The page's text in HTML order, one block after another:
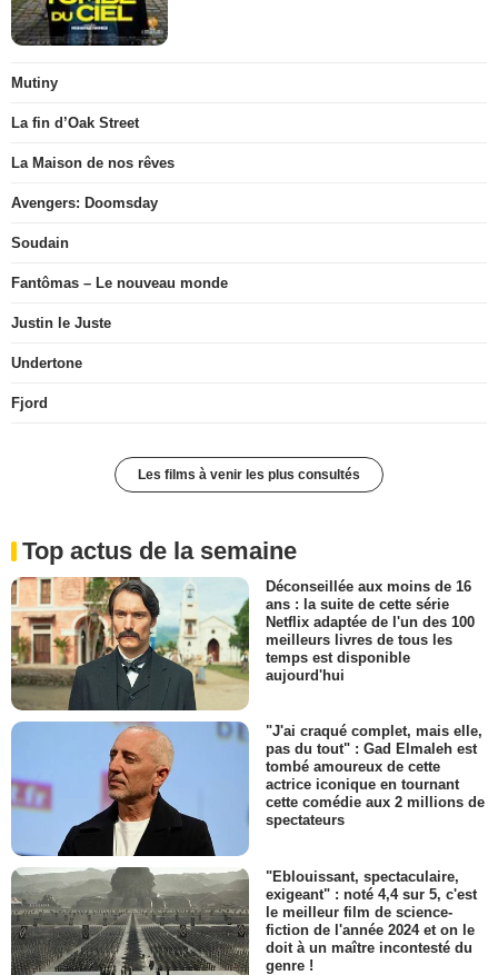
Mutiny
La fin d’Oak Street
La Maison de nos rêves
Avengers: Doomsday
Soudain
Fantômas – Le nouveau monde
Justin le Juste
Undertone
Fjord
Les films à venir les plus consultés
Top actus de la semaine
Déconseillée aux moins de 16
ans : la suite de cette série
Netflix adaptée de l'un des 100
meilleurs livres de tous les
temps est disponible
aujourd'hui
"J'ai craqué complet, mais elle,
pas du tout" : Gad Elmaleh est
tombé amoureux de cette
actrice iconique en tournant
cette comédie aux 2 millions de
spectateurs
"Eblouissant, spectaculaire,
exigeant" : noté 4,4 sur 5, c'est
le meilleur film de science-
fiction de l'année 2024 et on le
doit à un maître incontesté du
genre !